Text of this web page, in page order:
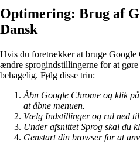
Optimering: Brug af
Dansk
Hvis du foretrækker at bruge Google
ændre sprogindstillingerne for at
behagelig. Følg disse trin:
Åbn Google Chrome og klik
at åbne menuen.
Vælg Indstillinger og rul ned til
Under afsnittet Sprog skal du
Genstart din browser for at